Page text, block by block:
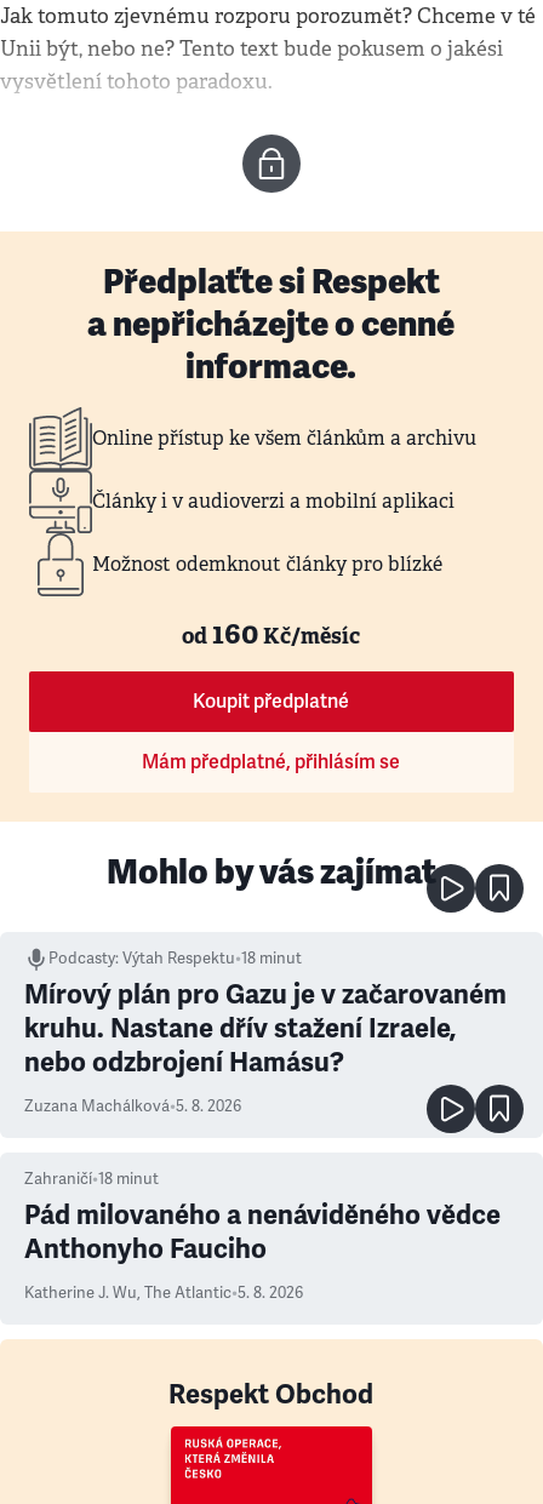
Jak tomuto zjevnému rozporu porozumět? Chceme v té
Unii být, nebo ne? Tento text bude pokusem o jakési
vysvětlení tohoto paradoxu.
Předplaťte si Respekt
a nepřicházejte o cenné
informace.
Online přístup ke všem článkům a archivu
Články i v audioverzi a mobilní aplikaci
Možnost odemknout články pro blízké
od160Kč/měsíc
Koupit předplatné
Mám předplatné, přihlásím se
Mohlo by vás zajímat
Podcasty:Výtah Respektu•18 minut
Mírový plán pro Gazu je v začarovaném
kruhu. Nastane dřív stažení Izraele,
nebo odzbrojení Hamásu?
Zuzana Machálková•5. 8. 2026
Zahraničí•18 minut
Pád milovaného a nenáviděného vědce
Anthonyho Fauciho
Katherine J. Wu, The Atlantic•5. 8. 2026
Respekt Obchod